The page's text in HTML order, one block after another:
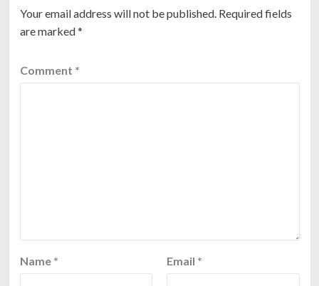
Your email address will not be published. Required fields
are marked*
Comment *
Name * Email *